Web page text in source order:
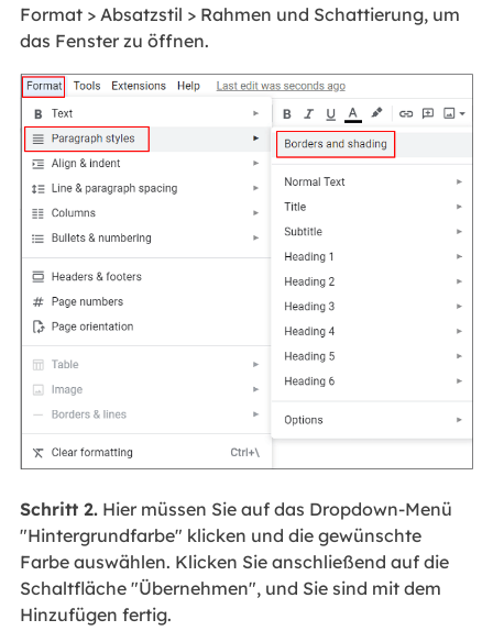
Format > Absatzstil > Rahmen und Schattierung, um
das Fenster zu öffnen.
Schritt 2.Hier müssen Sie auf das Dropdown-Menü
"Hintergrundfarbe" klicken und die gewünschte
Farbe auswählen. Klicken Sie anschließend auf die
Schaltfläche "Übernehmen", und Sie sind mit dem
Hinzufügen fertig.